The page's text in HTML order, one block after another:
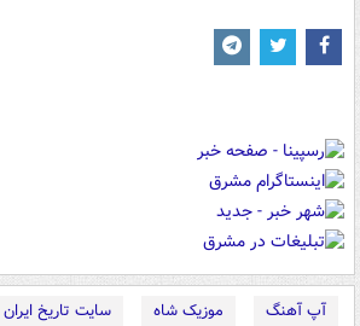
آپ آهنگ موزیک شاه
سایت تاریخ ایران